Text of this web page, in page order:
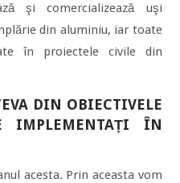
şi comercializează uşi
din aluminiu, iar toate
în proiectele civile din
DIN OBIECTIVELE
IMPLEMENTAȚI ÎN
acesta. Prin aceasta vom